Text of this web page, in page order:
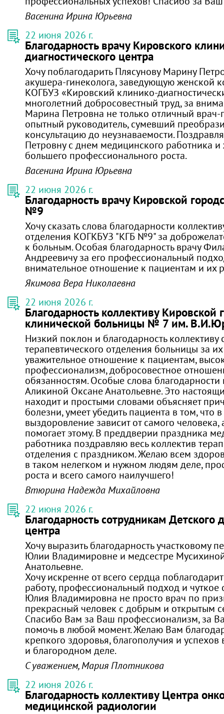
Васенина Ирина Юрьевна
22 июня 2026 г.
Благодарность врачу Кировского
диагностического центра
Хочу поблагодарить Плясунову Марину
акушера-гинеколога, заведующую женской
КОГБУЗ «Кировский клинико-
многолетний добросовестный труд, за
Марина Петровна не только отличный врач-
опытный руководитель, сумевший
консультацию до неузнаваемости.
Петровну с днем медицинского работника
большего профессионального роста.
Васенина Ирина Юрьевна
22 июня 2026 г.
Благодарность врачу Кировской
№9
Хочу сказать слова благодарности
отделения КОГКБУЗ "КГБ №9" за
к больным. Особая благодарность врачу
Андреевичу за его профессиональный
внимательное отношение к пациентам и их
Якимова Вера Николаевна
22 июня 2026 г.
Благодарность коллективу Кировской
клинической больницы № 7 им.
Низкий поклон и благодарность коллективу
терапевтического отделения больницы за
уважительное отношение к пациентам,
профессионализм, добросовестное
обязанностям. Особые слова благодарности
Аликиной Оксане Анатольевне. Это
находит и простыми словами объясняет
болезни, умеет убедить пациента в том, что
выздоровление зависит от самого человека,
помогает этому. В преддверии праздника
работника поздравляю весь коллектив
отделения с праздником. Желаю всем
в таком нелегком и нужном людям деле,
роста и всего самого наилучшего!
Втюрина Надежда Михайловна
22 июня 2026 г.
Благодарность сотрудникам Детского
центра
Хочу выразить благодарность участковому
Юлии Владимировне и медсестре
Анатольевне.
Хочу искренне от всего сердца
работу, профессиональный подход и чуткое
Юлия Владимировна не просто врач по
прекрасный человек с добрым и открытым
Спасибо Вам за Ваш профессионализм, за
помочь в любой момент. Желаю Вам
крепкого здоровья, благополучия и
и благородном деле.
С уважением, Мария Плотникова
22 июня 2026 г.
Благодарность коллективу Центра
медицинской радиологии